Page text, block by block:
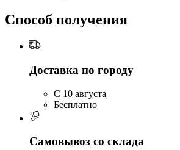
Способ получения
Доставка по городу
C 10 августа
Бесплатно
Самовывоз со склада